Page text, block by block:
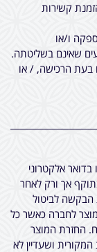
ימי עסקים. (בהזמנת קשירות
ו/או
שאינם בשליטתה.
בעת הרכישה, / או
אלקטרוני
אך ורק לאחר
לביטול
לחברה כאשר כל
החזרת המוצר
ושעדיין לא